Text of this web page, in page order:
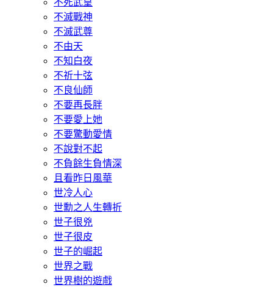
不滅戰神
不滅武尊
不由天
不知白夜
不祈十弦
不良仙師
不要再長胖
不要愛上她
不要驚動愛情
不說對不起
不負餘生負情深
且看昨日風華
世冷人心
世勳之人生轉折
世子很兇
世子很皮
世子的崛起
世界之戰
世界樹的遊戲